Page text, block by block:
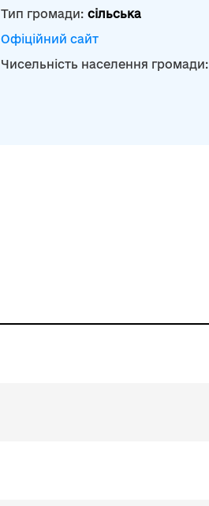
Тип громади: сільська
Офіційний сайт
Чисельність населення громади: